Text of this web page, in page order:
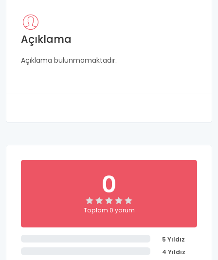
Açıklama
Açıklama bulunmamaktadır.
0
Toplam 0 yorum
5 Yıldız
4 Yıldız